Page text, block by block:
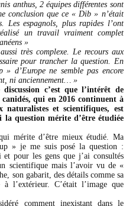
anthus, 2 équipes différentes sont
conclusion que ce « Dib » n’était
espagnols, plus rapides l’ont
un travail vraiment complet
»
très complexe. Le recours aux
pour trancher la question. En
d’Europe ne semble pas encore
ni anciennement… »
c’est que l’intérêt de
qui en 2016 continuent à
et scientifiques, est
question mérite d’être étudiée
mérite d’être mieux étudié. Ma
» je me suis posé la question :
pour les gens que j’ai consultés
scientifique mais l’avoir vu de «
son gabarit, des détails comme sa
l’extérieur. C’était l’image que
comment inexistant dans le